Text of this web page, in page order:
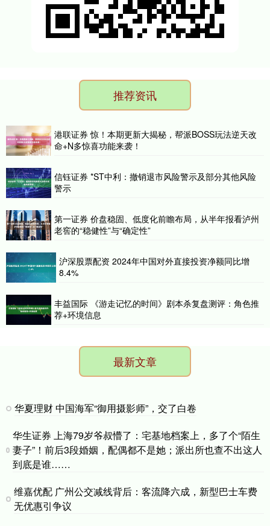
推荐资讯
港联证券 惊！本期更新大揭秘，帮派BOSS玩法逆天改
命+N多惊喜功能来袭！
信钰证券 *ST中利：撤销退市风险警示及部分其他风险
警示
第一证券 价盘稳固、低度化前瞻布局，从半年报看泸州
老窖的“稳健性”与“确定性”
沪深股票配资 2024年中国对外直接投资净额同比增
8.4%
丰益国际 《游走记忆的时间》剧本杀复盘测评：角色推
荐+环境信息
最新文章
华夏理财 中国海军“御用摄影师”，交了白卷
华生证券 上海79岁爷叔懵了：宅基地档案上，多了个“陌生
妻子”！前后3段婚姻，配偶都不是她；派出所也查不出这人
到底是谁……
维嘉优配 广州公交减线背后：客流降六成，新型巴士车费
无优惠引争议